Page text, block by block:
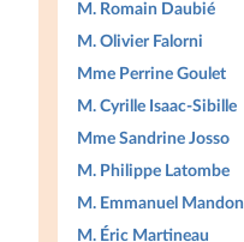
M. Romain Daubié
M. Olivier Falorni
Mme Perrine Goulet
M. Cyrille Isaac-Sibille
Mme Sandrine Josso
M. Philippe Latombe
M. Emmanuel Mandon
M. Éric Martineau